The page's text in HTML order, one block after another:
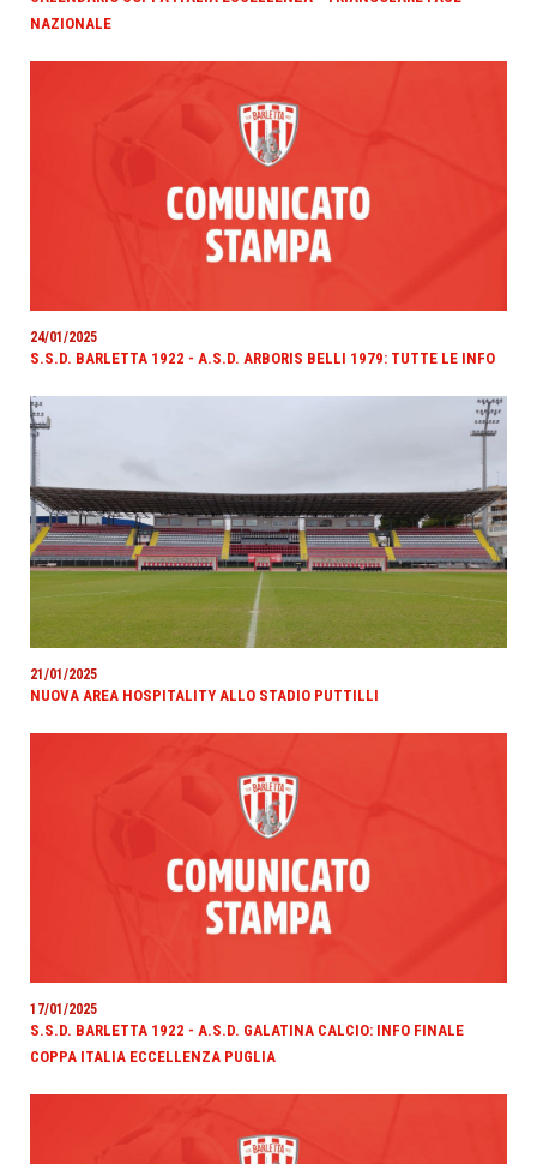
NAZIONALE
24/01/2025
S.S.D. BARLETTA 1922 - A.S.D. ARBORIS BELLI 1979: TUTTE LE INFO
21/01/2025
NUOVA AREA HOSPITALITY ALLO STADIO PUTTILLI
17/01/2025
S.S.D. BARLETTA 1922 - A.S.D. GALATINA CALCIO: INFO FINALE
COPPA ITALIA ECCELLENZA PUGLIA